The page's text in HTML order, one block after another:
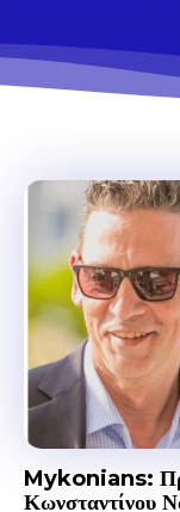
Mykonians:
Κωνσταντίνου